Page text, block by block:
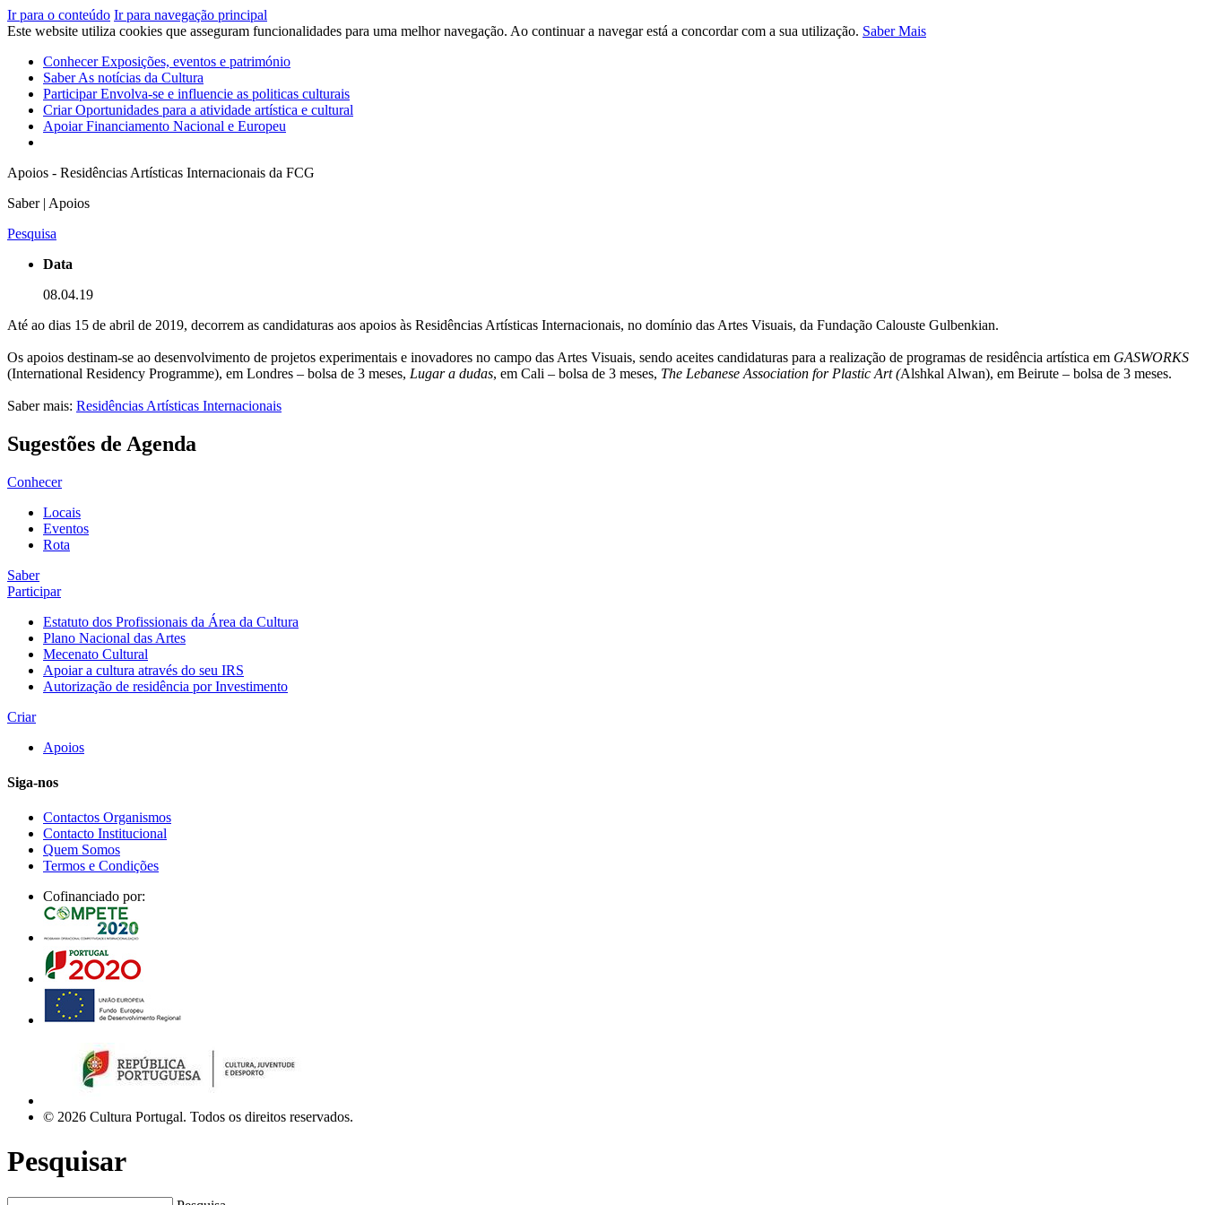
Ir para o conteúdo Ir para navegação principal
Este website utiliza cookies que asseguram funcionalidades para uma melhor navegação. Ao continuar a navegar está a concordar com a sua utilização. Saber Mais
ConhecerExposições, eventos e património
SaberAs notícias da Cultura
ParticiparEnvolva-se e influencie as politicas culturais
CriarOportunidades para a atividade artística e cultural
ApoiarFinanciamento Nacional e Europeu
Apoios - Residências Artísticas Internacionais da FCG
Saber | Apoios
Pesquisa
Data
08.04.19
Até ao dias 15 de abril de 2019, decorrem as candidaturas aos apoios às Residências Artísticas Internacionais, no domínio das Artes Visuais, da Fundação Calouste Gulbenkian.
Os apoios destinam-se ao desenvolvimento de projetos experimentais e inovadores no campo das Artes Visuais, sendo aceites candidaturas para a realização de programas de residência artística em GASWORKS
(International Residency Programme), em Londres – bolsa de 3 meses, Lugar a dudas, em Cali – bolsa de 3 meses, The Lebanese Association for Plastic Art (Alshkal Alwan), em Beirute – bolsa de 3 meses.
Saber mais: Residências Artísticas Internacionais
Sugestões de Agenda
Conhecer
Locais
Eventos
Rota
Saber
Participar
Estatuto dos Profissionais da Área da Cultura
Plano Nacional das Artes
Mecenato Cultural
Apoiar a cultura através do seu IRS
Autorização de residência por Investimento
Criar
Apoios
Siga-nos
Contactos Organismos
Contacto Institucional
Quem Somos
Termos e Condições
Cofinanciado por:
© 2026 Cultura Portugal. Todos os direitos reservados.
Pesquisar